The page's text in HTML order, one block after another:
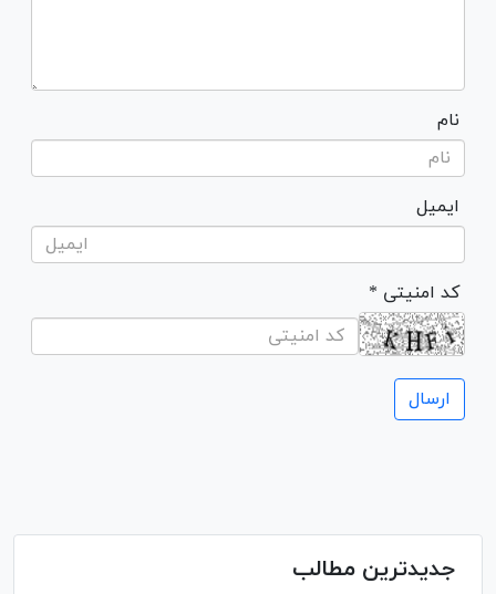
نام
ایمیل
* کد امنیتی
جدیدترین مطالب